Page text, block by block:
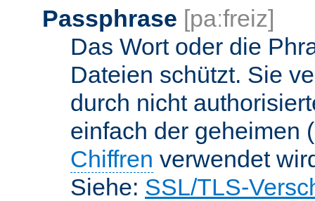
Passphrase [paːfreiz]
Das Wort oder die
Dateien schützt. Sie
durch nicht
einfach der geheimen
Chiffren verwendet
Siehe: SSL/TLS-